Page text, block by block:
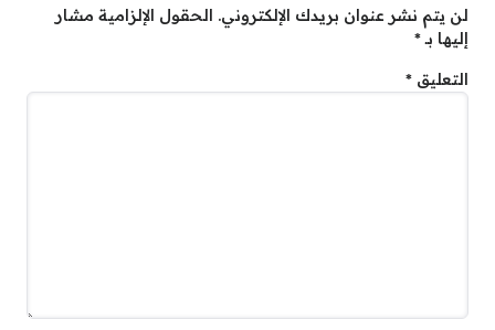
لن يتم نشر عنوان بريدك الإلكتروني. الحقول الإلزامية مشار
إليها بـ*
التعليق *